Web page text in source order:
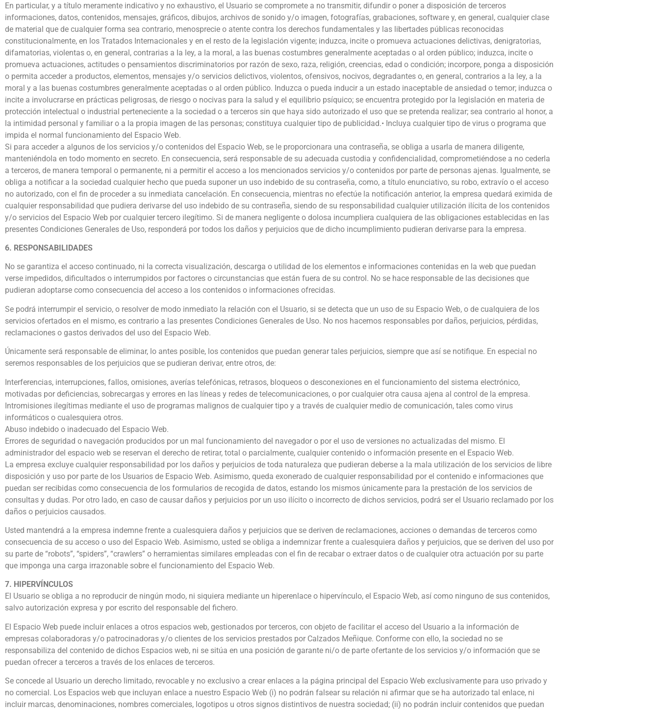
En particular, y a título meramente indicativo y no exhaustivo, el Usuario se compromete a no transmitir, difundir o poner a disposición de terceros
informaciones, datos, contenidos, mensajes, gráficos, dibujos, archivos de sonido y/o imagen, fotografías, grabaciones, software y, en general, cualquier clase
de material que de cualquier forma sea contrario, menosprecie o atente contra los derechos fundamentales y las libertades públicas reconocidas
constitucionalmente, en los Tratados Internacionales y en el resto de la legislación vigente; induzca, incite o promueva actuaciones delictivas, denigratorias,
difamatorias, violentas o, en general, contrarias a la ley, a la moral, a las buenas costumbres generalmente aceptadas o al orden público; induzca, incite o
promueva actuaciones, actitudes o pensamientos discriminatorios por razón de sexo, raza, religión, creencias, edad o condición; incorpore, ponga a disposición
o permita acceder a productos, elementos, mensajes y/o servicios delictivos, violentos, ofensivos, nocivos, degradantes o, en general, contrarios a la ley, a la
moral y a las buenas costumbres generalmente aceptadas o al orden público. Induzca o pueda inducir a un estado inaceptable de ansiedad o temor; induzca o
incite a involucrarse en prácticas peligrosas, de riesgo o nocivas para la salud y el equilibrio psíquico; se encuentra protegido por la legislación en materia de
protección intelectual o industrial perteneciente a la sociedad o a terceros sin que haya sido autorizado el uso que se pretenda realizar; sea contrario al honor, a
la intimidad personal y familiar o a la propia imagen de las personas; constituya cualquier tipo de publicidad.• Incluya cualquier tipo de virus o programa que
impida el normal funcionamiento del Espacio Web.
Si para acceder a algunos de los servicios y/o contenidos del Espacio Web, se le proporcionara una contraseña, se obliga a usarla de manera diligente,
manteniéndola en todo momento en secreto. En consecuencia, será responsable de su adecuada custodia y confidencialidad, comprometiéndose a no cederla
a terceros, de manera temporal o permanente, ni a permitir el acceso a los mencionados servicios y/o contenidos por parte de personas ajenas. Igualmente, se
obliga a notificar a la sociedad cualquier hecho que pueda suponer un uso indebido de su contraseña, como, a título enunciativo, su robo, extravío o el acceso
no autorizado, con el fin de proceder a su inmediata cancelación. En consecuencia, mientras no efectúe la notificación anterior, la empresa quedará eximida de
cualquier responsabilidad que pudiera derivarse del uso indebido de su contraseña, siendo de su responsabilidad cualquier utilización ilícita de los contenidos
y/o servicios del Espacio Web por cualquier tercero ilegítimo. Si de manera negligente o dolosa incumpliera cualquiera de las obligaciones establecidas en las
presentes Condiciones Generales de Uso, responderá por todos los daños y perjuicios que de dicho incumplimiento pudieran derivarse para la empresa.
6. RESPONSABILIDADES
No se garantiza el acceso continuado, ni la correcta visualización, descarga o utilidad de los elementos e informaciones contenidas en la web que puedan
verse impedidos, dificultados o interrumpidos por factores o circunstancias que están fuera de su control. No se hace responsable de las decisiones que
pudieran adoptarse como consecuencia del acceso a los contenidos o informaciones ofrecidas.
Se podrá interrumpir el servicio, o resolver de modo inmediato la relación con el Usuario, si se detecta que un uso de su Espacio Web, o de cualquiera de los
servicios ofertados en el mismo, es contrario a las presentes Condiciones Generales de Uso. No nos hacemos responsables por daños, perjuicios, pérdidas,
reclamaciones o gastos derivados del uso del Espacio Web.
Únicamente será responsable de eliminar, lo antes posible, los contenidos que puedan generar tales perjuicios, siempre que así se notifique. En especial no
seremos responsables de los perjuicios que se pudieran derivar, entre otros, de:
Interferencias, interrupciones, fallos, omisiones, averías telefónicas, retrasos, bloqueos o desconexiones en el funcionamiento del sistema electrónico,
motivadas por deficiencias, sobrecargas y errores en las líneas y redes de telecomunicaciones, o por cualquier otra causa ajena al control de la empresa.
Intromisiones ilegítimas mediante el uso de programas malignos de cualquier tipo y a través de cualquier medio de comunicación, tales como virus
informáticos o cualesquiera otros.
Abuso indebido o inadecuado del Espacio Web.
Errores de seguridad o navegación producidos por un mal funcionamiento del navegador o por el uso de versiones no actualizadas del mismo. El
administrador del espacio web se reservan el derecho de retirar, total o parcialmente, cualquier contenido o información presente en el Espacio Web.
La empresa excluye cualquier responsabilidad por los daños y perjuicios de toda naturaleza que pudieran deberse a la mala utilización de los servicios de libre
disposición y uso por parte de los Usuarios de Espacio Web. Asimismo, queda exonerado de cualquier responsabilidad por el contenido e informaciones que
puedan ser recibidas como consecuencia de los formularios de recogida de datos, estando los mismos únicamente para la prestación de los servicios de
consultas y dudas. Por otro lado, en caso de causar daños y perjuicios por un uso ilícito o incorrecto de dichos servicios, podrá ser el Usuario reclamado por los
daños o perjuicios causados.
Usted mantendrá a la empresa indemne frente a cualesquiera daños y perjuicios que se deriven de reclamaciones, acciones o demandas de terceros como
consecuencia de su acceso o uso del Espacio Web. Asimismo, usted se obliga a indemnizar frente a cualesquiera daños y perjuicios, que se deriven del uso por
su parte de “robots”, “spiders”, “crawlers” o herramientas similares empleadas con el fin de recabar o extraer datos o de cualquier otra actuación por su parte
que imponga una carga irrazonable sobre el funcionamiento del Espacio Web.
7. HIPERVÍNCULOS
El Usuario se obliga a no reproducir de ningún modo, ni siquiera mediante un hiperenlace o hipervínculo, el Espacio Web, así como ninguno de sus contenidos,
salvo autorización expresa y por escrito del responsable del fichero.
El Espacio Web puede incluir enlaces a otros espacios web, gestionados por terceros, con objeto de facilitar el acceso del Usuario a la información de
empresas colaboradoras y/o patrocinadoras y/o clientes de los servicios prestados por Calzados Meñique. Conforme con ello, la sociedad no se
responsabiliza del contenido de dichos Espacios web, ni se sitúa en una posición de garante ni/o de parte ofertante de los servicios y/o información que se
puedan ofrecer a terceros a través de los enlaces de terceros.
Se concede al Usuario un derecho limitado, revocable y no exclusivo a crear enlaces a la página principal del Espacio Web exclusivamente para uso privado y
no comercial. Los Espacios web que incluyan enlace a nuestro Espacio Web (i) no podrán falsear su relación ni afirmar que se ha autorizado tal enlace, ni
incluir marcas, denominaciones, nombres comerciales, logotipos u otros signos distintivos de nuestra sociedad; (ii) no podrán incluir contenidos que puedan